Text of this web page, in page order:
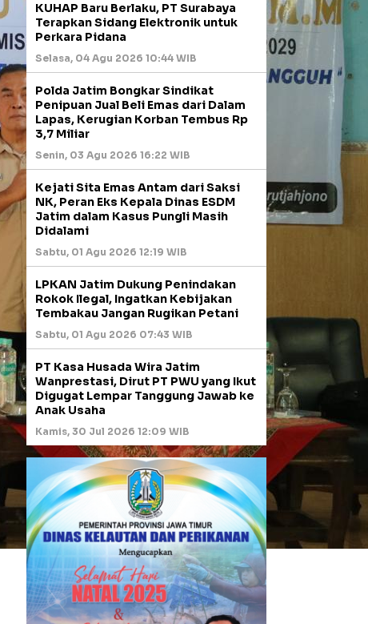
KUHAP Baru Berlaku, PT Surabaya
Terapkan Sidang Elektronik untuk
Perkara Pidana
Selasa, 04 Agu 2026 10:44 WIB
Polda Jatim Bongkar Sindikat
Penipuan Jual Beli Emas dari Dalam
Lapas, Kerugian Korban Tembus Rp
3,7 Miliar
Senin, 03 Agu 2026 16:22 WIB
Kejati Sita Emas Antam dari Saksi
NK, Peran Eks Kepala Dinas ESDM
Jatim dalam Kasus Pungli Masih
Didalami
Sabtu, 01 Agu 2026 12:19 WIB
LPKAN Jatim Dukung Penindakan
Rokok Ilegal, Ingatkan Kebijakan
Tembakau Jangan Rugikan Petani
Sabtu, 01 Agu 2026 07:43 WIB
PT Kasa Husada Wira Jatim
Wanprestasi, Dirut PT PWU yang Ikut
Digugat Lempar Tanggung Jawab ke
Anak Usaha
Kamis, 30 Jul 2026 12:09 WIB